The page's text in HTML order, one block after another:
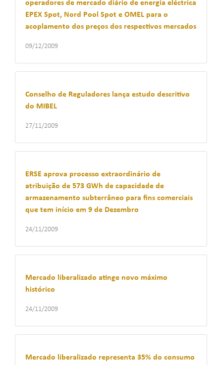
operadores de mercado diário de energia eléctrica
EPEX Spot, Nord Pool Spot e OMEL para o
acoplamento dos preços dos respectivos mercados
09/12/2009
Conselho de Reguladores lança estudo descritivo
do MIBEL
27/11/2009
ERSE aprova processo extraordinário de
atribuição de 573 GWh de capacidade de
armazenamento subterrâneo para fins comerciais
que tem início em 9 de Dezembro
24/11/2009
Mercado liberalizado atinge novo máximo
histórico
24/11/2009
Mercado liberalizado representa 35% do consumo